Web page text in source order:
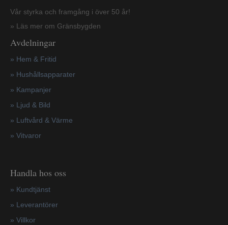
Vår styrka och framgång i över 50 år!
» Läs mer om Gränsbygden
Avdelningar
» Hem & Fritid
» Hushållsapparater
» Kampanjer
» Ljud & Bild
» Luftvård & Värme
» Vitvaror
Handla hos oss
» Kundtjänst
» Leverantörer
» Villkor